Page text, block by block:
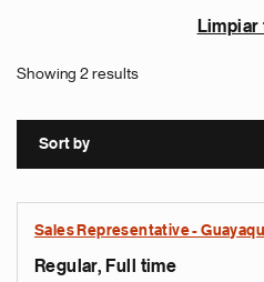
Limpiar
Showing 2 results
Sort by
Sales Representative -
Regular, Full time